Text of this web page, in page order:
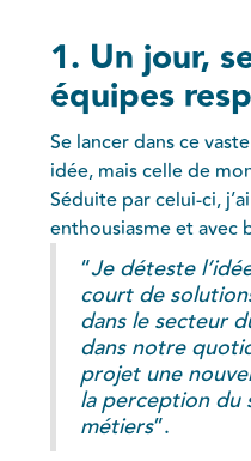
1. Un jour,
équipes
Se lancer dans ce
idée, mais celle de
Séduite par celui-ci,
enthousiasme et avec
“Je déteste
court de
dans le secteur
dans notre
projet une
la perception du
métiers”.